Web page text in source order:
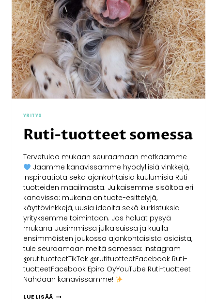
YRITYS
Ruti-tuotteet somessa
Tervetuloa mukaan seuraamaan matkaamme
Jaamme kanavissamme hyödyllisiä vinkkejä,
inspiraatiota sekä ajankohtaisia kuulumisia Ruti-
tuotteiden maailmasta. Julkaisemme sisältöä eri
kanavissa: mukana on tuote-esittelyjä,
käyttövinkkejä, uusia ideoita sekä kurkistuksia
yrityksemme toimintaan. Jos haluat pysyä
mukana uusimmissa julkaisuissa ja kuulla
ensimmäisten joukossa ajankohtaisista asioista,
tule seuraamaan meitä somessa: Instagram
@rutituotteetTikTok @rutituotteetFacebook Ruti-
tuotteetFacebook Epira OyYouTube Ruti-tuotteet
Nähdään kanavissamme!
LUE LISÄÄ